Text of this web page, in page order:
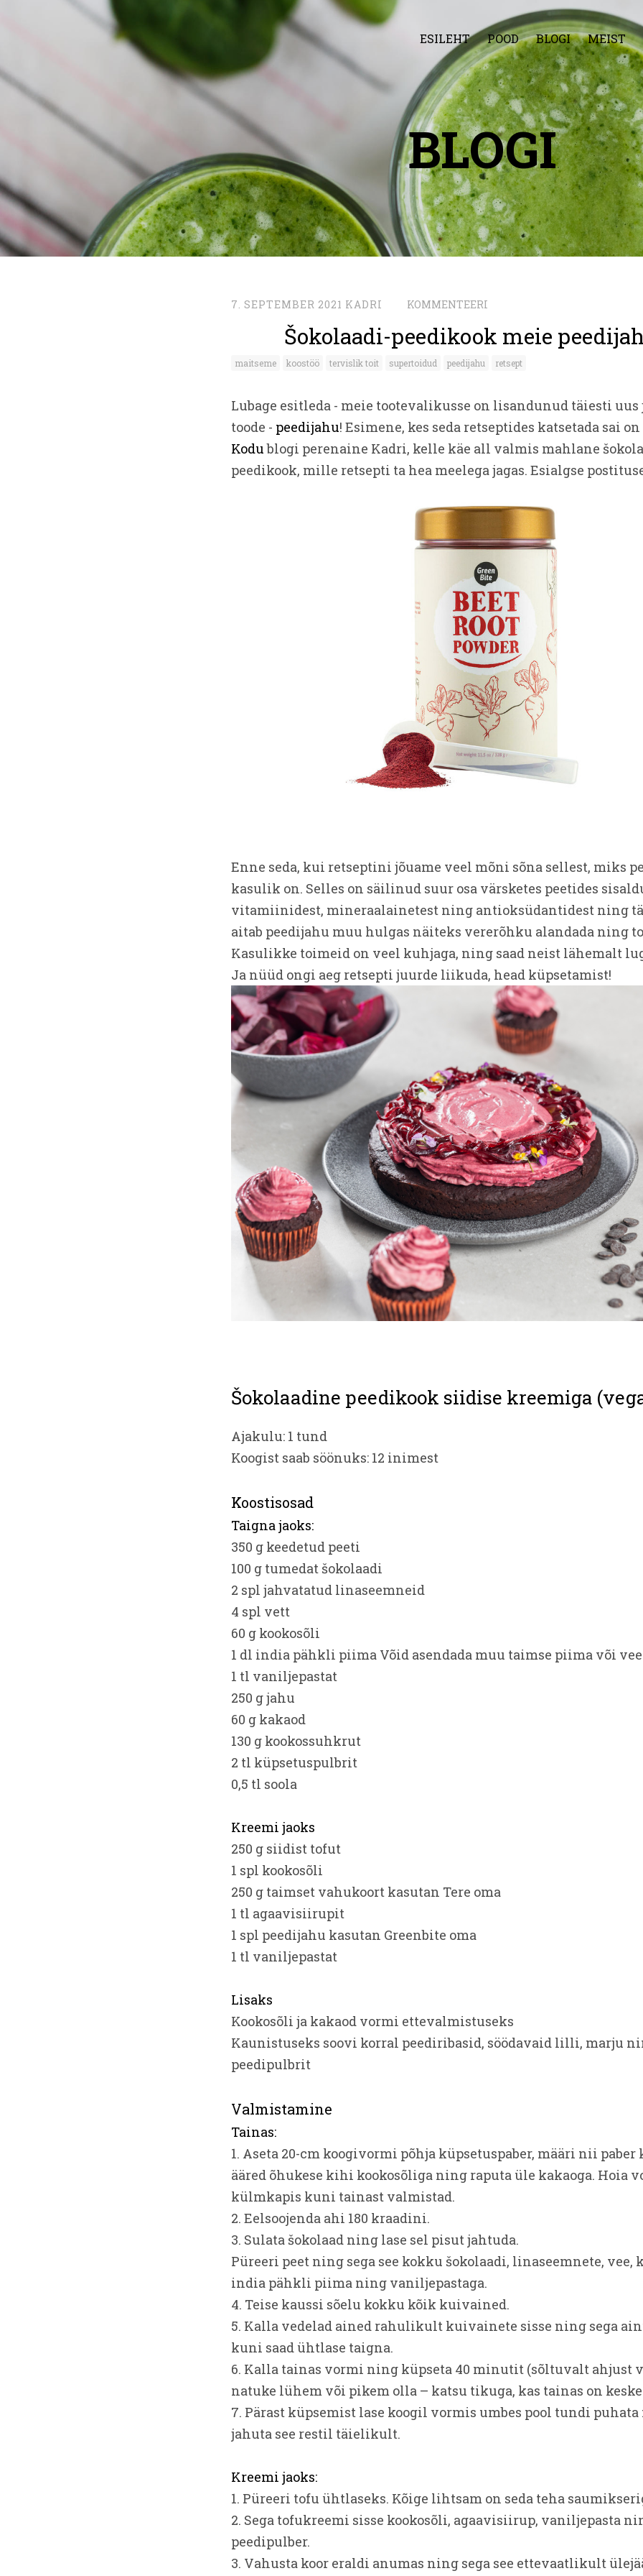
ESILEHT POOD BLOGI MEIST
BLOGI
7. SEPTEMBER 2021 KADRI KOMMENTEERI
Šokolaadi-peedikook meie
maitseme koostöö tervislik toit supertoidud peedijahu retsept
Lubage esitleda - meie tootevalikusse on lisandunud täiesti
toode - peedijahu! Esimene, kes seda retseptides katsetada sai on
Kodublogi perenaine Kadri, kelle käe all valmis mahlane
peedikook, mille retsepti ta hea meelega jagas. Esialgse
Enne seda, kui retseptini jõuame veel mõni sõna sellest, miks
kasulik on. Selles on säilinud suur osa värsketes peetides
vitamiinidest, mineraalainetest ning antioksüdantidest ning
aitab peedijahu muu hulgas näiteks vererõhku alandada ning
Kasulikke toimeid on veel kuhjaga, ning saad neist lähemalt
Ja nüüd ongi aeg retsepti juurde liikuda, head küpsetamist!
Šokolaadine peedikook siidise kreemiga
Ajakulu: 1 tund
Koogist saab söönuks: 12 inimest
Koostisosad
Taigna jaoks:
350 g keedetud peeti
100 g tumedat šokolaadi
2 spl jahvatatud linaseemneid
4 spl vett
60 g kookosõli
1 dl india pähkli piima Võid asendada muu taimse piima või
1 tl vaniljepastat
250 g jahu
60 g kakaod
130 g kookossuhkrut
2 tl küpsetuspulbrit
0,5 tl soola
Kreemi jaoks
250 g siidist tofut
1 spl kookosõli
250 g taimset vahukoort kasutan Tere oma
1 tl agaavisiirupit
1 spl peedijahu kasutan Greenbite oma
1 tl vaniljepastat
Lisaks
Kookosõli ja kakaod vormi ettevalmistuseks
Kaunistuseks soovi korral peediribasid, söödavaid lilli, marju
peedipulbrit
Valmistamine
Tainas:
1. Aseta 20-cm koogivormi põhja küpsetuspaber, määri nii
ääred õhukese kihi kookosõliga ning raputa üle kakaoga. Hoia
külmkapis kuni tainast valmistad.
2. Eelsoojenda ahi 180 kraadini.
3. Sulata šokolaad ning lase sel pisut jahtuda.
Püreeri peet ning sega see kokku šokolaadi, linaseemnete, vee,
india pähkli piima ning vaniljepastaga.
4. Teise kaussi sõelu kokku kõik kuivained.
5. Kalla vedelad ained rahulikult kuivainete sisse ning sega
kuni saad ühtlase taigna.
6. Kalla tainas vormi ning küpseta 40 minutit (sõltuvalt ahjust
natuke lühem või pikem olla – katsu tikuga, kas tainas on
7. Pärast küpsemist lase koogil vormis umbes pool tundi
jahuta see restil täielikult.
Kreemi jaoks:
1. Püreeri tofu ühtlaseks. Kõige lihtsam on seda teha
2. Sega tofukreemi sisse kookosõli, agaavisiirup, vaniljepasta
peedipulber.
3. Vahusta koor eraldi anumas ning sega see ettevaatlikult